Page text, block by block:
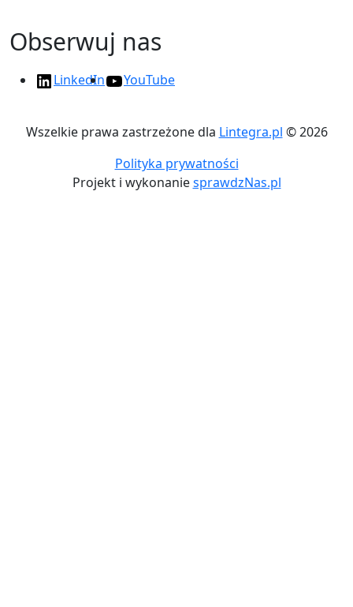
Obserwuj nas
LinkedIn YouTube
Wszelkie prawa zastrzeżone dla Lintegra.pl © 2026
Polityka prywatności
Projekt i wykonaniesprawdzNas.pl